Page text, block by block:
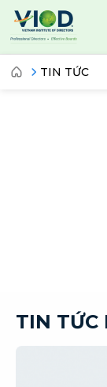
TIN TỨC
TIN TỨC